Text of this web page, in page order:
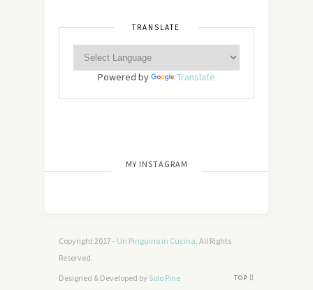
TRANSLATE
Powered by Translate
MY INSTAGRAM
[wdi_feed id=”2″]
Copyright 2017 - Un Pinguino in Cucina. All Rights
Reserved.
TOP
Designed & Developed by Solo Pine